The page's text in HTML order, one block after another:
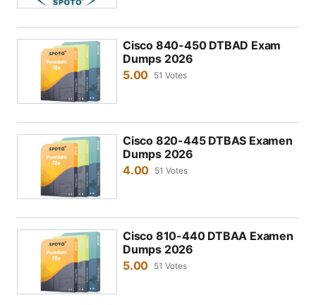
Cisco 840-450 DTBAD Exam
Dumps 2026
5.00 51 Votes
Cisco 820-445 DTBAS Examen
Dumps 2026
4.00 51 Votes
Cisco 810-440 DTBAA Examen
Dumps 2026
5.00 51 Votes